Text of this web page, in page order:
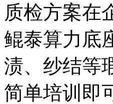
质检方案在
鲲泰算力底座
渍、纱结
简单培训即可